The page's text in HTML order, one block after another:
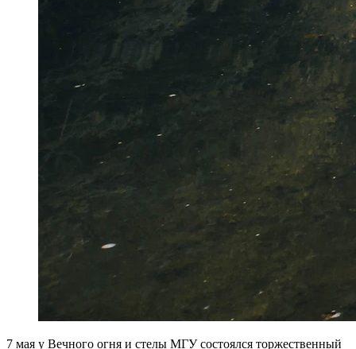
7 мая у Вечного огня и стелы МГУ состоялся торжественный